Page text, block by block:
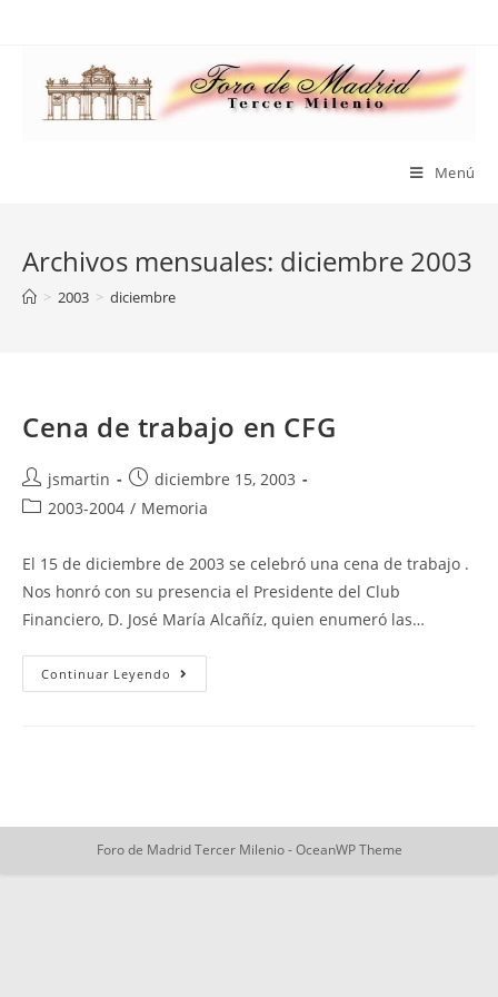
Menú
Archivos mensuales: diciembre 2003
> 2003 > diciembre
Cena de trabajo en CFG
Autor
de
jsmartin
Publicación
de
diciembre 15, 2003
Categoría
la
entrada:
2003-2004 / Memoria
El 15 de diciembre de 2003 se celebró una cena de trabajo .
Nos honró con su presencia el Presidente del Club
Financiero, D. José María Alcañíz, quien enumeró las…
Continuar Leyendo Cena
De
Foro de Madrid Tercer Milenio - OceanWP Theme